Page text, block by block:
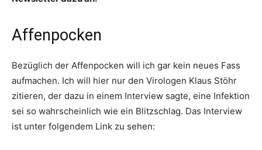
Affenpocken
Bezüglich der Affenpocken will ich gar kein neues Fass
aufmachen. Ich will hier nur den Virologen Klaus Stöhr
zitieren, der dazu in einem Interview sagte, eine Infektion
sei so wahrscheinlich wie ein Blitzschlag. Das Interview
ist unter folgendem Link zu sehen: